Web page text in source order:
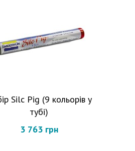
Silc Pig (9 кольорів у
тубі)
3 763 грн